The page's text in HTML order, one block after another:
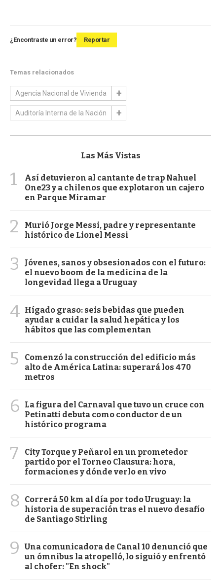
¿Encontraste un error? Reportar
Temas relacionados
Agencia Nacional de Vivienda
Auditoría Interna de la Nación
Las Más Vistas
1
Así detuvieron al cantante de trap Nahuel
One23 y a chilenos que explotaron un cajero
en Parque Miramar
2
Murió Jorge Messi, padre y representante
histórico de Lionel Messi
3
Jóvenes, sanos y obsesionados con el futuro:
el nuevo boom de la medicina de la
longevidad llega a Uruguay
4 Hígado graso: seis bebidas que pueden
ayudar a cuidar la salud hepática y los
hábitos que las complementan
5
Comenzó la construcción del edificio más
alto de América Latina: superará los 470
metros
6
La figura del Carnaval que tuvo un cruce con
Petinatti debuta como conductor de un
histórico programa
7
City Torque y Peñarol en un prometedor
partido por el Torneo Clausura: hora,
formaciones y dónde verlo en vivo
8
Correrá 50 km al día por todo Uruguay: la
historia de superación tras el nuevo desafío
de Santiago Stirling
9
Una comunicadora de Canal 10 denunció que
un ómnibus la atropelló, lo siguió y enfrentó
al chofer: "En shock"